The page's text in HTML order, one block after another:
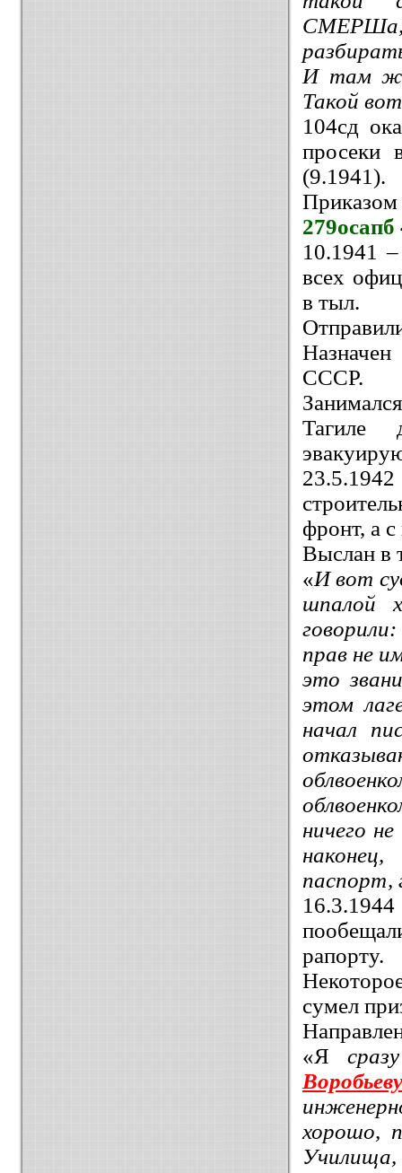
СМЕРШа,
И там же
Такой
104сд
просеки
(9.1941).
279осапб
10.1941
всех
в тыл.
СССР.
Тагиле
фронт, а
Выслан в
«И вот
шпалой
прав не
это
этом
начал
ничего
паспорт,
рапорту.
сумел
«Я
Воробьеву
хорошо,
Училища,